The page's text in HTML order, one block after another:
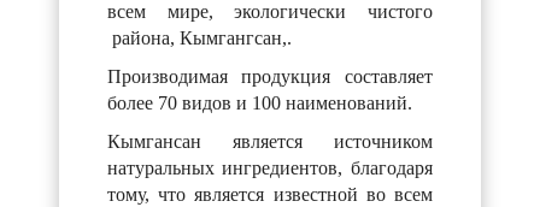
всем мире, экологически чистого
района, Кымгангсан,.
Производимая продукция составляет
более 70 видов и 100 наименований.
Кымгансан является источником
натуральных ингредиентов, благодаря
тому, что является известной во всем